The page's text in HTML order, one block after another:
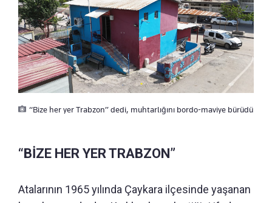
“Bize her yer Trabzon” dedi, muhtarlığını bordo-maviye bürüdü
“BİZE HER YER TRABZON”
Atalarının 1965 yılında Çaykara ilçesinde yaşanan